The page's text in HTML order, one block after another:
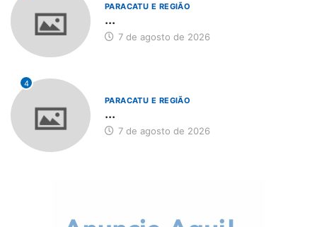
PARACATU E REGIÃO
...
7 de agosto de 2026
4
PARACATU E REGIÃO
...
7 de agosto de 2026